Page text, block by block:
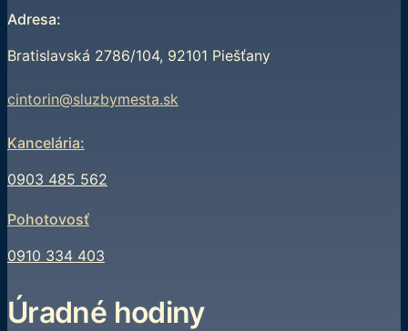
Adresa:
Bratislavská 2786/104, 92101 Piešťany
cintorin@sluzbymesta.sk
Kancelária:
0903 485 562
Pohotovosť
0910 334 403
Úradné hodiny